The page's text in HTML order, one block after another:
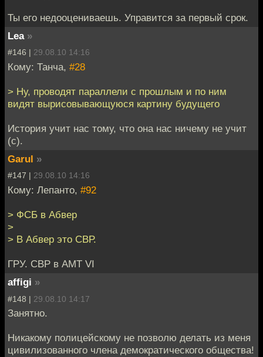
Ты его недооцениваешь. Управится за первый срок.
Lea »
#146 | 29.08.10 14:16
Кому: Танча, #28
> Ну, проводят параллели с прошлым и по ним
видят вырисовывающуюся картину будущего
История учит нас тому, что она нас ничему не учит
(с).
Garul »
#147 | 29.08.10 14:16
Кому: Лепанто, #92
> ФСБ в Абвер
>
> В Абвер это СВР.
ГРУ. СВР в АМТ VI
affigi »
#148 | 29.08.10 14:17
Занятно.
Никакому полицейскому не позволю делать из меня
цивилизованного члена демократического общества!